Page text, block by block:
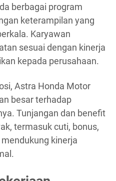
berbagai program
keterampilan yang
Karyawan
sesuai dengan kinerja
kepada perusahaan.
Astra Honda Motor
besar terhadap
Tunjangan dan benefit
termasuk cuti, bonus,
kinerja